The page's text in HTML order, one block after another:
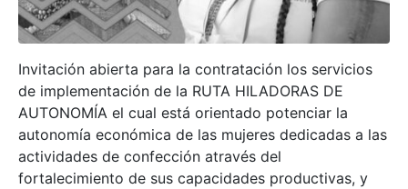
Invitación abierta para la contratación los servicios
de implementación de la RUTA HILADORAS DE
AUTONOMÍA el cual está orientado potenciar la
autonomía económica de las mujeres dedicadas a las
actividades de confección através del
fortalecimiento de sus capacidades productivas, y